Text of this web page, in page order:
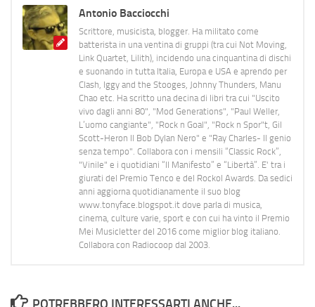
Antonio Bacciocchi
Scrittore, musicista, blogger. Ha militato come
batterista in una ventina di gruppi (tra cui Not Moving,
Link Quartet, Lilith), incidendo una cinquantina di dischi
e suonando in tutta Italia, Europa e USA e aprendo per
Clash, Iggy and the Stooges, Johnny Thunders, Manu
Chao etc. Ha scritto una decina di libri tra cui "Uscito
vivo dagli anni 80", "Mod Generations", "Paul Weller,
L’uomo cangiante", "Rock n Goal", "Rock n Spor"t, Gil
Scott-Heron Il Bob Dylan Nero" e "Ray Charles- Il genio
senza tempo". Collabora con i mensili “Classic Rock”,
"Vinile" e i quotidiani “Il Manifesto” e “Libertà”. E' tra i
giurati del Premio Tenco e del Rockol Awards. Da sedici
anni aggiorna quotidianamente il suo blog
www.tonyface.blogspot.it dove parla di musica,
cinema, culture varie, sport e con cui ha vinto il Premio
Mei Musicletter del 2016 come miglior blog italiano.
Collabora con Radiocoop dal 2003.